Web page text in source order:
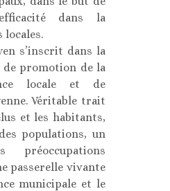
dans la
locales.
s’inscrit dans la
promotion de la
locale et de
Véritable trait
et les habitants,
populations, un
passerelle vivante
municipale et le